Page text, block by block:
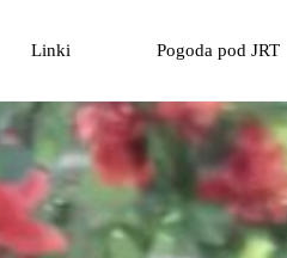
Linki Pogoda pod JRT